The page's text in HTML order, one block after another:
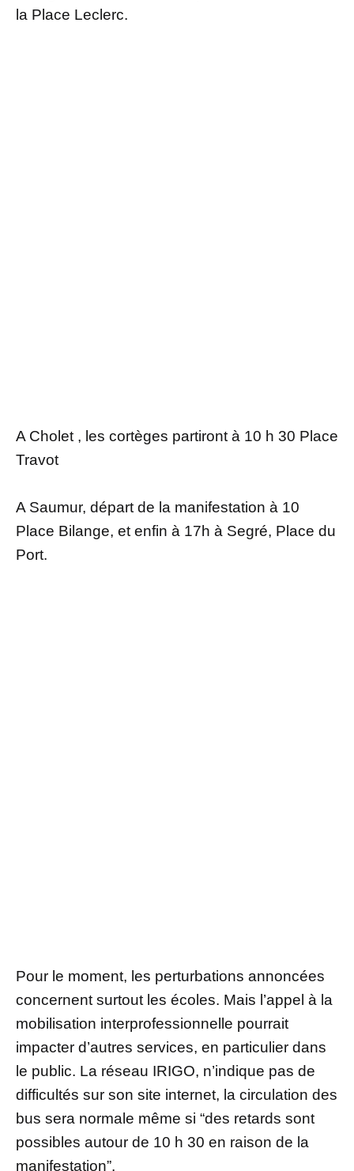
la Place Leclerc.
A Cholet , les cortèges partiront à 10 h 30 Place
Travot
A Saumur, départ de la manifestation à 10
Place Bilange, et enfin à 17h à Segré, Place du
Port.
Pour le moment, les perturbations annoncées
concernent surtout les écoles. Mais l’appel à la
mobilisation interprofessionnelle pourrait
impacter d’autres services, en particulier dans
le public. La réseau IRIGO, n’indique pas de
difficultés sur son site internet, la circulation des
bus sera normale même si “des retards sont
possibles autour de 10 h 30 en raison de la
manifestation”.